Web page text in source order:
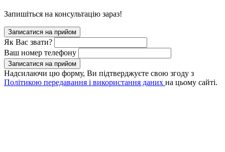
Запишіться на консультацію зараз!
Записатися на прийом
Як Вас звати?
Ваш номер телефону
Записатися на прийом
Надсилаючи цю форму, Ви підтверджуєте свою згоду з
Політикою передавання і використання даних на цьому сайті.